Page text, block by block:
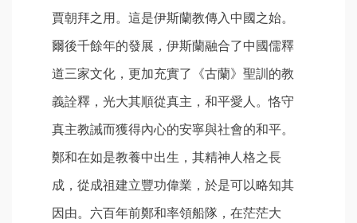
賈朝拜之用。這是伊斯蘭教傳入中國之始。
爾後千餘年的發展，伊斯蘭融合了中國儒釋
道三家文化，更加充實了《古蘭》聖訓的教
義詮釋，光大其順從真主，和平愛人。恪守
真主教誡而獲得內心的安寧與社會的和平。
鄭和在如是教養中出生，其精神人格之長
成，從成祖建立豐功偉業，於是可以略知其
因由。六百年前鄭和率領船隊，在茫茫大